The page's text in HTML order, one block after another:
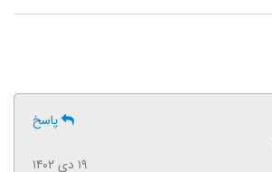
پاسخ
۱۹ دی ۱۴۰۲